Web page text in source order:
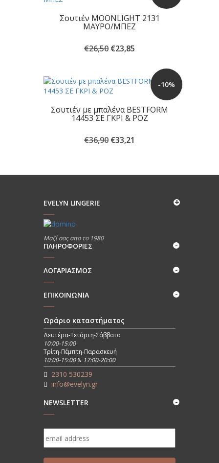
Σουτιέν MOONLIGHT 2131
ΜΑΥΡΟ/ΜΠΕΖ
€26,50 Original
€26,50.
€23,85
είναι:
€23,85.
-10%
Σουτιέν με μπαλένα BESTFORM
14453 ΣΕ ΓΚΡΙ & ΡΟΖ
€36,90 Original
€33,21
€33,21.
EVELYN LINGERIE
Μαζί σας απο το 1980
ΠΛΗΡΟΦΟΡΊΕΣ
ΛΟΓΑΡΙΑΣΜΟΣ
ΕΠΙΚΟΙΝΩΝΊΑ
Ωράριο καταστήματος
Δευτέρα-Τετάρτη-Σάββατο
10:00-15:00
Τρίτη-Πέμπτη-Παρασκευή
10:00-15:00& 17:00-20:00
2310 530239
info@evelyn.gr
NEWSLETTER